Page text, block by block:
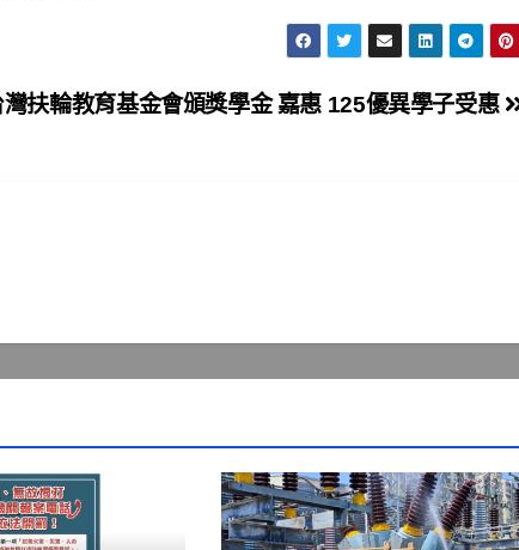
灣扶輪教育基金會頒獎學金 嘉惠 125優異學子受惠